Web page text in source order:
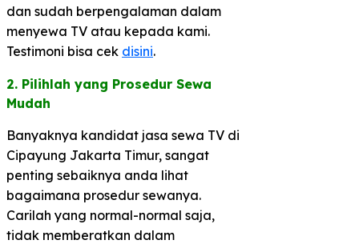
dan sudah berpengalaman dalam
menyewa TV atau kepada kami.
Testimoni bisa cek disini.
2. Pilihlah yang Prosedur Sewa
Mudah​
Banyaknya kandidat jasa sewa TV di
Cipayung Jakarta Timur, sangat
penting sebaiknya anda lihat
bagaimana prosedur sewanya.
Carilah yang normal-normal saja,
tidak memberatkan dalam